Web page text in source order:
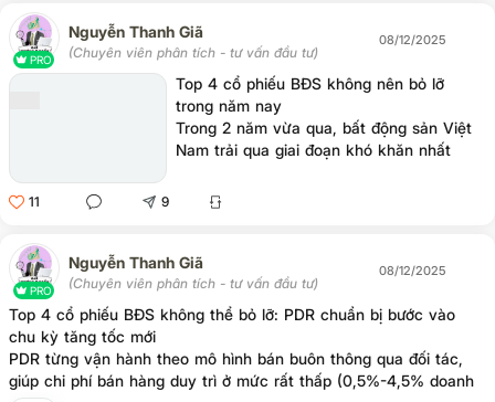
thuế đang trở thành nỗi lo lớn nhất. Theo
Nghị định 199/2025/NĐ-CP, thuế xuất
khẩu phốt pho vàng sẽ tăng từ 5% hiện
tại lên 10% từ ngày 1/1/2026 và tiếp tục
tăng lên 15% từ 1/1/2027. Với DGC - doanh
nghiệp có tỷ trọng doanh thu xuất khẩu
luôn chiếm phần lớn, việc thuế tăng đồng
PRO
Nguyễn Thanh Giã
(Chuyên viên phân tích - tư vấn đầu tư)
08/12/2025
Top 4 cổ phiếu BĐS không nên bỏ lỡ
trong năm nay
Trong 2 năm vừa qua, bất động sản Việt
Nam trải qua giai đoạn khó khăn nhất
chạm đáy cũng chính là lúc những cổ
11 9
PRO
Nguyễn Thanh Giã
(Chuyên viên phân tích - tư vấn đầu tư)
08/12/2025
Top 4 cổ phiếu BĐS không thể bỏ lỡ: PDR chuẩn bị bước vào
chu kỳ tăng tốc mới
PDR từng vận hành theo mô hình bán buôn thông qua đối tác,
giúp chi phí bán hàng duy trì ở mức rất thấp (0,5%-4,5% doanh